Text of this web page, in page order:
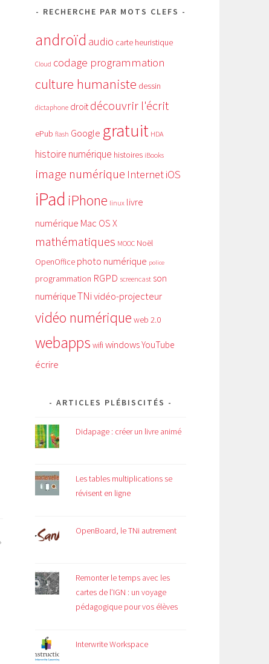
RECHERCHE PAR MOTS CLEFS
androïd audio carte heuristique
Cloud codage programmation
culture humaniste dessin
dictaphone droit découvrir l'écrit
ePub flash Google gratuit HDA
histoire numérique histoires iBooks
image numérique InternetiOS
iPad iPhone linux livre
numérique Mac OS X
mathématiques MOOC Noël
OpenOffice photo numérique police
programmation RGPD screencast son
numériqueTNividéo-projecteur
vidéo numérique web 2.0
webapps wifi windowsYouTube
écrire
ARTICLES PLÉBISCITÉS
Didapage : créer un livre animé
Les tables multiplications se
révisent en ligne
OpenBoard, le TNi autrement
Remonter le temps avec les
cartes de l’IGN : un voyage
pédagogique pour vos élèves
Interwrite Workspace